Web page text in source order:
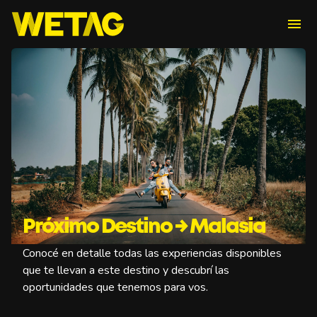
menu
Próximo Destino → Malasia
Conocé en detalle todas las experiencias disponibles
que te llevan a este destino y descubrí las
oportunidades que tenemos para vos.